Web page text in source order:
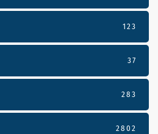
123
37
283
2802